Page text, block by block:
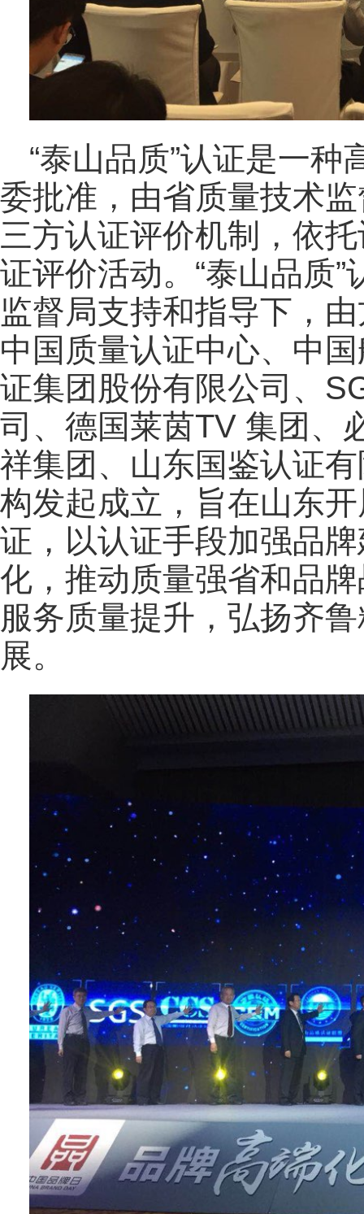
“泰山品质”认证是一
委批准，由省质量技术
三方认证评价机制，依
证评价活动。“泰山品质
监督局支持和指导下，
中国质量认证中心、中
证集团股份有限公司、
司、德国莱茵TV 集团、
祥集团、山东国鉴认证
构发起成立，旨在山东
证，以认证手段加强品
化，推动质量强省和品
服务质量提升，弘扬齐
展。